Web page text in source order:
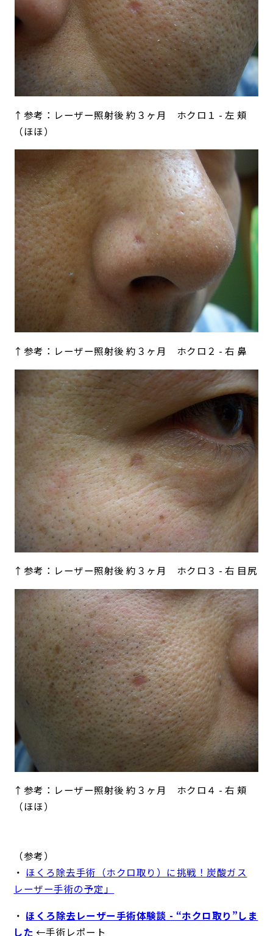
↑参考：レーザー照射後 約３ヶ月 ホクロ１ - 左 頬
（ほほ）
↑参考：レーザー照射後 約３ヶ月 ホクロ２ - 右 鼻
↑参考：レーザー照射後 約３ヶ月 ホクロ３ - 右 目尻
↑参考：レーザー照射後 約３ヶ月 ホクロ４ - 右 頬
（ほほ）
（参考）
・ ほくろ除去手術（ホクロ取り）に挑戦！炭酸ガス
レーザー手術の予定」
・ ほくろ除去レーザー手術体験談 - “ホクロ取り”しま
した ←手術レポート